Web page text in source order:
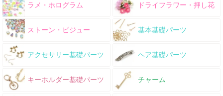
ラメ・ホログラム ドライフラワー・押し花
ストーン・ビジュー 基本基礎パーツ
アクセサリー基礎パーツ ヘア基礎パーツ
キーホルダー基礎パーツ チャーム